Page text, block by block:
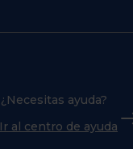
¿Necesitas ayuda?
Ir al centro de ayuda